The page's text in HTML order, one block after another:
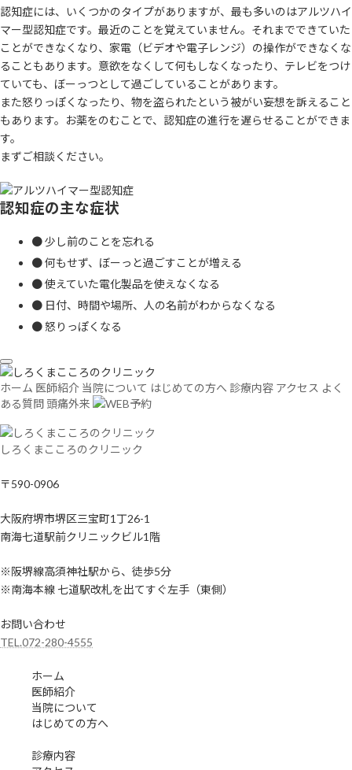
認知症には、いくつかのタイプがありますが、最も多いのはアルツハイ
マー型認知症です。最近のことを覚えていません。それまでできていた
ことができなくなり、家電（ビデオや電子レンジ）の操作ができなくな
ることもあります。意欲をなくして何もしなくなったり、テレビをつけ
ていても、ぼーっつとして過ごしていることがあります。
また怒りっぽくなったり、物を盗られたという被がい妄想を訴えること
もあります。お薬をのむことで、認知症の進行を遅らせることができま
す。
まずご相談ください。
認知症の主な症状
● 少し前のことを忘れる
● 何もせず、ぼーっと過ごすことが増える
● 使えていた電化製品を使えなくなる
● 日付、時間や場所、人の名前がわからなくなる
● 怒りっぽくなる
ホーム 医師紹介 当院について はじめての方へ 診療内容 アクセス よく
ある質問 頭痛外来
しろくまこころのクリニック
〒590-0906
大阪府堺市堺区三宝町1丁26-1
南海七道駅前クリニックビル1階
※阪堺線高須神社駅から、徒歩5分
※南海本線 七道駅改札を出てすぐ左手（東側）
お問い合わせ
TEL.072-280-4555
ホーム
医師紹介
当院について
はじめての方へ
診療内容